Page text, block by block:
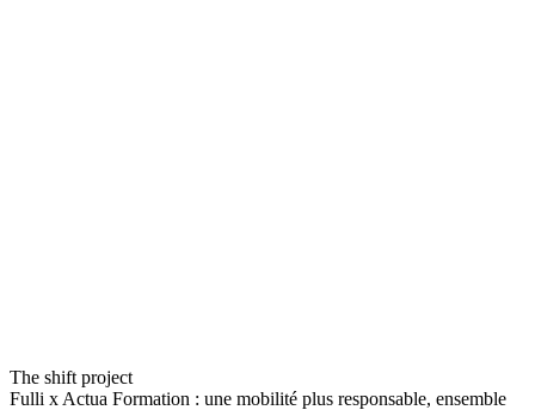
The shift project
Fulli x Actua Formation : une mobilité plus responsable, ensemble